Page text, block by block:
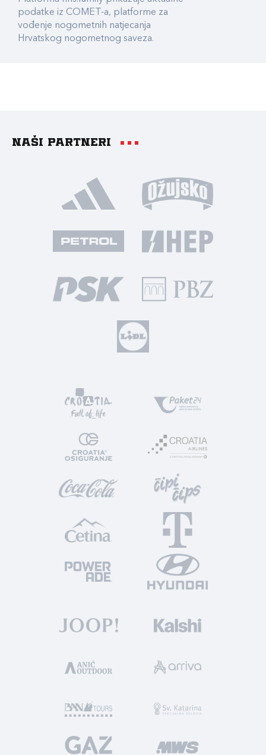
podatke iz COMET-a, platforme za
vođenje nogometnih natjecanja
Hrvatskog nogometnog saveza.
Naši partneri